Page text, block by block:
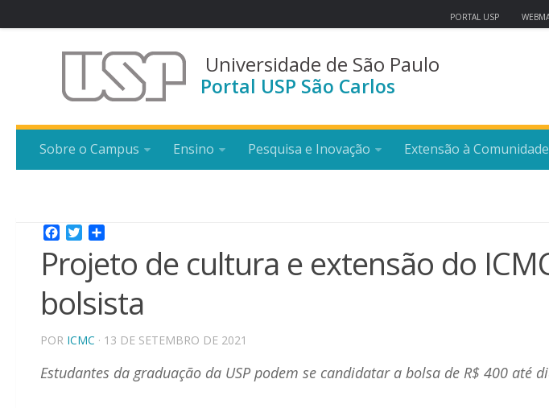
PORTAL USP
Universidade de São Paulo
Portal USP São Carlos
Sobre o Campus Ensino Pesquisa e Inovação Extensão à Comunidade
Facebook
Twitter
Projeto de cultura e extensão do
bolsista
POR ICMC · 13 DE SETEMBRO DE 2021
Estudantes da graduação da USP podem se candidatar a bolsa de R$ 400 até